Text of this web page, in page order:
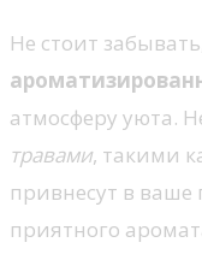
Не стоит
атмосферу уюта.
травами, такими
привнесут в ваше
приятного